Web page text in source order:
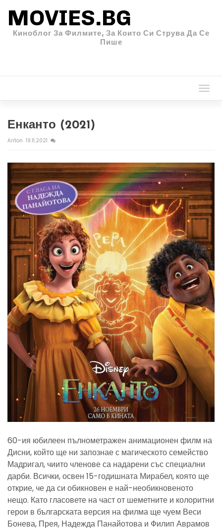
MOVIES.BG
Киноблог За Филмите, За Които Си Струва Да Се
Пише
Енканто (2021)
Anton 19.11.2021
60-ия юбилеен пълнометражен анимационен филм на
Дисни, който ще ни запознае с магическото семейство
Мадригал, чиито членове са надарени със специални
дарби. Всички, освен 15-годишната Мирабел, която ще
открие, че да си обикновен е най-необикновеното
нещо. Като гласовете на част от шеметните и колоритни
герои в българската версия на филма ще чуем Веси
Бонева, Прея, Надежда Панайотова и Филип Аврамов